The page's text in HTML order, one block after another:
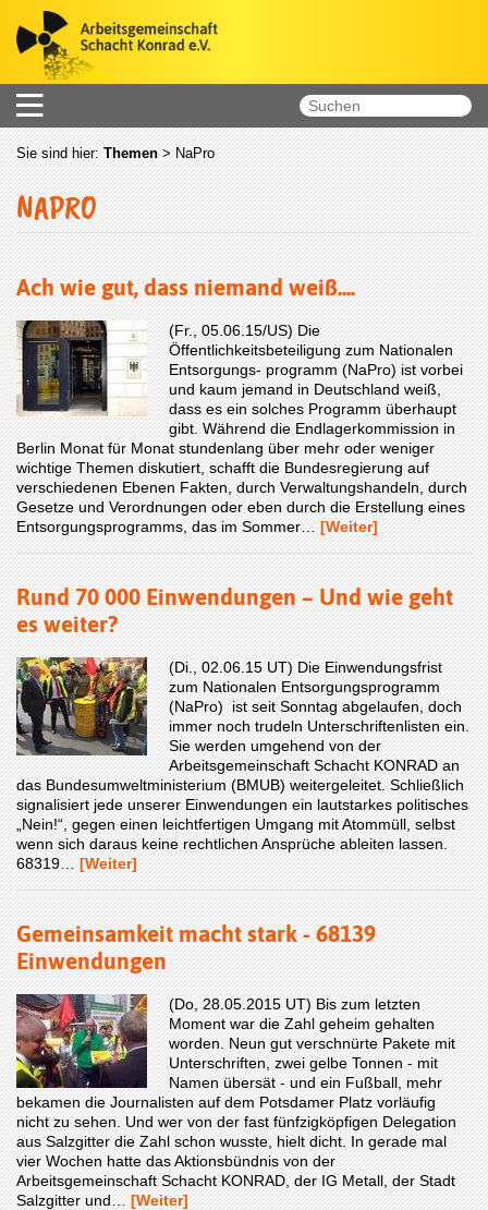
Sie sind hier: Themen > NaPro
NAPRO
Ach wie gut, dass niemand weiß....
(Fr., 05.06.15/US) Die
Öffentlichkeitsbeteiligung zum Nationalen
Entsorgungs- programm (NaPro) ist vorbei
und kaum jemand in Deutschland weiß,
dass es ein solches Programm überhaupt
gibt. Während die Endlagerkommission in
Berlin Monat für Monat stundenlang über mehr oder weniger
wichtige Themen diskutiert, schafft die Bundesregierung auf
verschiedenen Ebenen Fakten, durch Verwaltungshandeln, durch
Gesetze und Verordnungen oder eben durch die Erstellung eines
Entsorgungsprogramms, das im Sommer… [Weiter]
Rund 70 000 Einwendungen – Und wie geht
es weiter?
(Di., 02.06.15 UT) Die Einwendungsfrist
zum Nationalen Entsorgungsprogramm
(NaPro) ist seit Sonntag abgelaufen, doch
immer noch trudeln Unterschriftenlisten ein.
Sie werden umgehend von der
Arbeitsgemeinschaft Schacht KONRAD an
das Bundesumweltministerium (BMUB) weitergeleitet. Schließlich
signalisiert jede unserer Einwendungen ein lautstarkes politisches
„Nein!“, gegen einen leichtfertigen Umgang mit Atommüll, selbst
wenn sich daraus keine rechtlichen Ansprüche ableiten lassen.
68319… [Weiter]
Gemeinsamkeit macht stark - 68139
Einwendungen
(Do, 28.05.2015 UT) Bis zum letzten
Moment war die Zahl geheim gehalten
worden. Neun gut verschnürte Pakete mit
Unterschriften, zwei gelbe Tonnen - mit
Namen übersät - und ein Fußball, mehr
bekamen die Journalisten auf dem Potsdamer Platz vorläufig
nicht zu sehen. Und wer von der fast fünfzigköpfigen Delegation
aus Salzgitter die Zahl schon wusste, hielt dicht. In gerade mal
vier Wochen hatte das Aktionsbündnis von der
Arbeitsgemeinschaft Schacht KONRAD, der IG Metall, der Stadt
Salzgitter und… [Weiter]